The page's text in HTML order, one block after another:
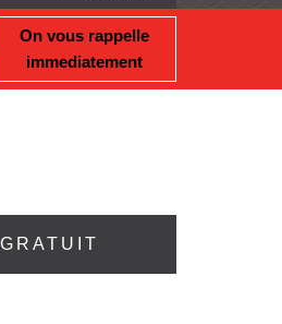
On vous rappelle
immediatement